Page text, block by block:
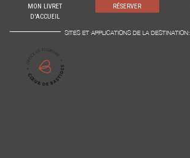
MON LIVRET
D'ACCUEIL
RÉSERVER
SITES ET APPLICATIONS DE LA DESTINATION: